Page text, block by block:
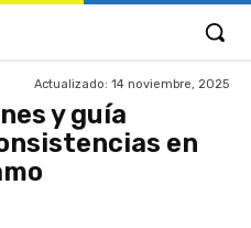
Actualizado: 14 noviembre, 2025
y guía
en